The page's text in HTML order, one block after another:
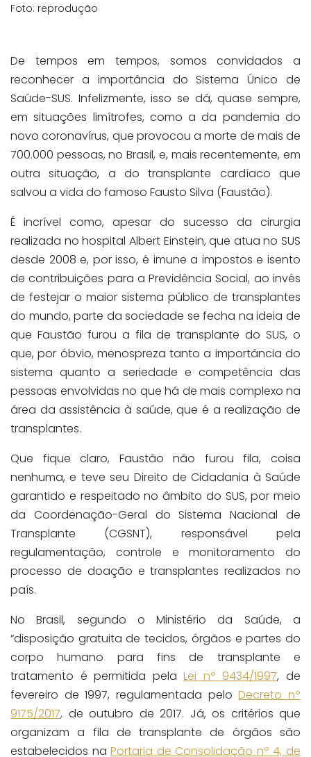
Foto: reprodução
De tempos em tempos, somos convidados a
reconhecer a importância do Sistema Único de
Saúde-SUS. Infelizmente, isso se dá, quase sempre,
em situações limítrofes, como a da pandemia do
novo coronavírus, que provocou a morte de mais de
700.000 pessoas, no Brasil, e, mais recentemente, em
outra situação, a do transplante cardíaco que
salvou a vida do famoso Fausto Silva (Faustão).
É incrível como, apesar do sucesso da cirurgia
realizada no hospital Albert Einstein, que atua no SUS
desde 2008 e, por isso, é imune a impostos e isento
de contribuições para a Previdência Social, ao invés
de festejar o maior sistema público de transplantes
do mundo, parte da sociedade se fecha na ideia de
que Faustão furou a fila de transplante do SUS, o
que, por óbvio, menospreza tanto a importância do
sistema quanto a seriedade e competência das
pessoas envolvidas no que há de mais complexo na
área da assistência à saúde, que é a realização de
transplantes.
Que fique claro, Faustão não furou fila, coisa
nenhuma, e teve seu Direito de Cidadania à Saúde
garantido e respeitado no âmbito do SUS, por meio
da Coordenação-Geral do Sistema Nacional de
Transplante (CGSNT), responsável pela
regulamentação, controle e monitoramento do
processo de doação e transplantes realizados no
país.
No Brasil, segundo o Ministério da Saúde, a
“disposição gratuita de tecidos, órgãos e partes do
corpo humano para fins de transplante e
tratamento é permitida pelaLei nº 9434/1997, de
fevereiro de 1997, regulamentada peloDecreto nº
9175/2017, de outubro de 2017. Já, os critérios que
organizam a fila de transplante de órgãos são
estabelecidos naPortaria de Consolidação nº 4, de